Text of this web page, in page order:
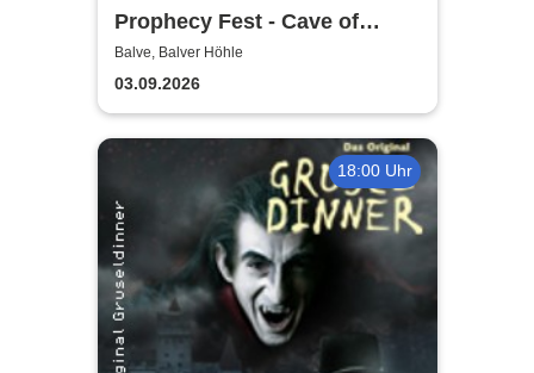
Prophecy Fest - Cave of
Balve
Balve, Balver Höhle
03.09.2026
18:00 Uhr